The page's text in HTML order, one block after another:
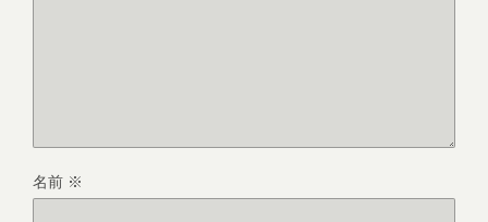
名前 ※